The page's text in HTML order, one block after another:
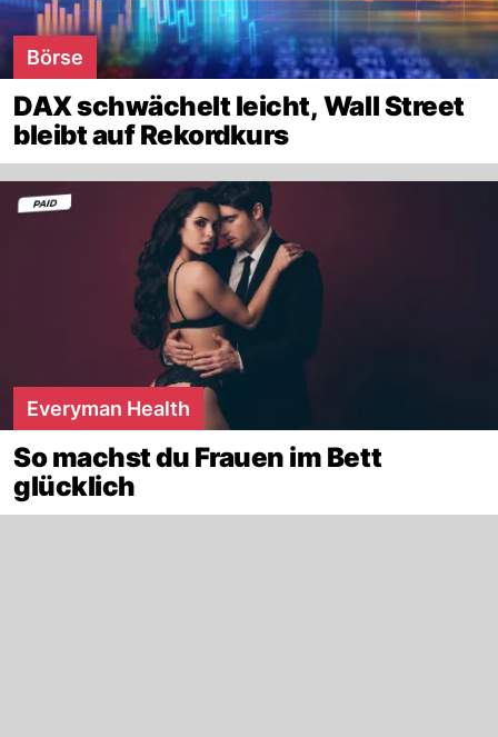
Börse
DAX schwächelt leicht, Wall Street
bleibt auf Rekordkurs
Everyman Health
So machst du Frauen im Bett
glücklich